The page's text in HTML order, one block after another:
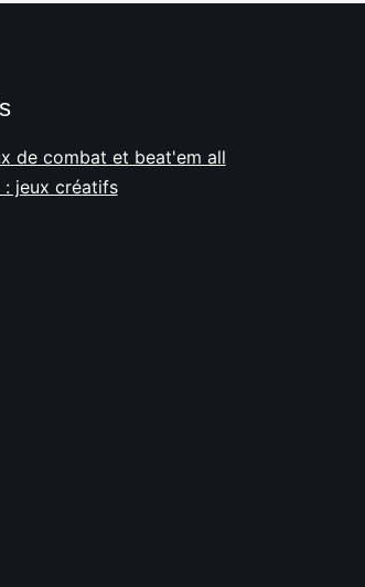
de combat et beat'em all
: jeux créatifs